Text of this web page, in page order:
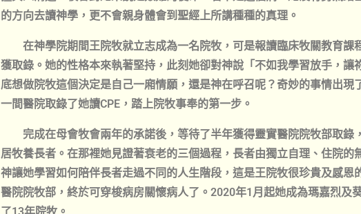
的方向去讀神學，更不會親身體會到聖經上所講種種的真理。
在神學院期間王院牧就立志成為一名院牧，可是報讀臨床牧關教育課
獲取錄。她的性格本來執著堅持，此刻她卻對神說「不如我學習放手，讓
底想做院牧這個決定是自己一廂情願，還是神在呼召呢？奇妙的事情出現
一間醫院取錄了她讀CPE，踏上院牧事奉的第一步。
完成在母會牧會兩年的承諾後，等待了半年獲得靈實醫院院牧部取錄
居牧養長者。在那裡她見證著衰老的三個過程，長者由獨立自理、住院的
神讓她學習如何陪伴長者走過不同的人生階段，這是王院牧很珍貴及感恩
醫院院牧部，終於可穿梭病房關懷病人了。2020年1月起她成為瑪嘉烈及